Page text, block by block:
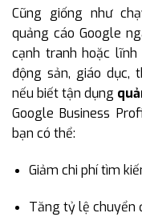
Cũng giống như
quảng cáo Google
cạnh tranh hoặc
động sản, giáo dục,
nếu biết tận dụng
Google Business
bạn có thể:
Giảm chi phí tìm
Tăng tỷ lệ chuyển